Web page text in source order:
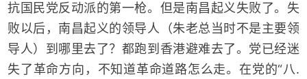
抗国民党反动派的第一枪。但是南昌起义失败了。失
败以后，南昌起义的领导人（朱老总当时不是主要领
导人）到哪里去了？都跑到香港避难去了。党已经迷
失了革命方向，不知道革命道路怎么走。在党的“八.